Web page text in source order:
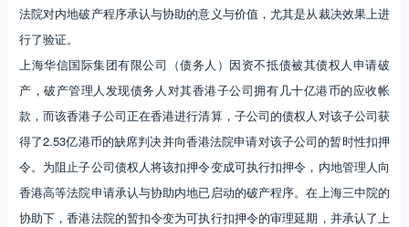
法院对内地破产程序承认与协助的意义与价值，尤其是从裁决效果上进
行了验证。
上海华信国际集团有限公司（债务人）因资不抵债被其债权人申请破
产，破产管理人发现债务人对其香港子公司拥有几十亿港币的应收帐
款，而该香港子公司正在香港进行清算，子公司的债权人对该子公司获
得了2.53亿港币的缺席判决并向香港法院申请对该子公司的暂时性扣押
令。为阻止子公司债权人将该扣押令变成可执行扣押令，内地管理人向
香港高等法院申请承认与协助内地已启动的破产程序。在上海三中院的
协助下，香港法院的暂扣令变为可执行扣押令的审理延期，并承认了上